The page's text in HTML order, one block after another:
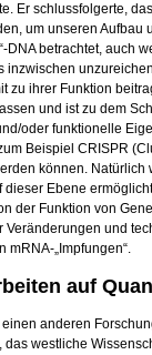
Er schlussfolgerte,
um unseren Aufbau
DNA betrachtet, auch
inzwischen
zu ihrer Funktion
und ist zu dem
oder funktionelle
Beispiel CRISPR
können.
Ebene
der Funktion von
und
„Impfungen“.
auf
anderen
westliche